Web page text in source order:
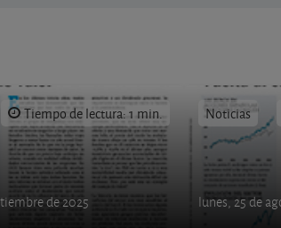
Tiempo de lectura: 1 min.
de 2025
Noticias
lunes, 25 de